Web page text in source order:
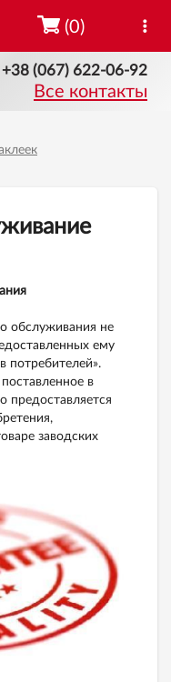
+38 (067) 622-06-92
Все контакты
(0)
обслуживания не
ему
потребителей».
в
предоставляется
заводских